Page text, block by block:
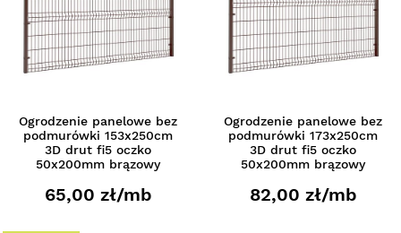
Ogrodzenie panelowe bez
podmurówki 153x250cm
3D drut fi5 oczko
50x200mm brązowy
65,00 zł/mb
Ogrodzenie panelowe bez
podmurówki 173x250cm
3D drut fi5 oczko
50x200mm brązowy
82,00 zł/mb